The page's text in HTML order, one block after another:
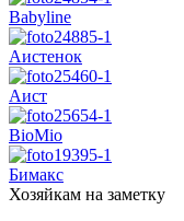
Babyline
Аистенок
Аист
BioMio
Бимакс
Хозяйкам на заметку